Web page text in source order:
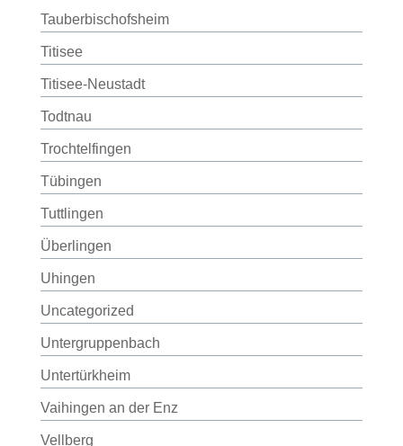
Tauberbischofsheim
Titisee
Titisee-Neustadt
Todtnau
Trochtelfingen
Tübingen
Tuttlingen
Überlingen
Uhingen
Uncategorized
Untergruppenbach
Untertürkheim
Vaihingen an der Enz
Vellberg